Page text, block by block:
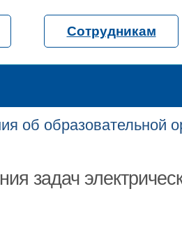
Сотрудникам
об образовательной
задач